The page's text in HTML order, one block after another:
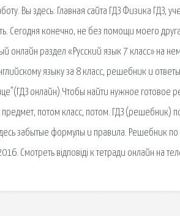
Вы здесь: Главная сайта ГДЗ Физика ГДЗ,
Сегодня конечно, не без помощи моего
онлайн раздел «Русский язык 7 класс» на
языку за 8 класс, решебник и
онлайн).Чтобы найти нужное
предмет, потом класс, потом. ГДЗ (решебник)
забытые формулы и правила. Решебник
Смотреть відповіді к тетради онлайн на